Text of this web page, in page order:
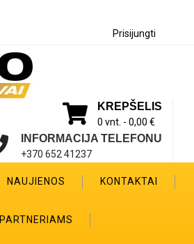
Prisijungti
KREPŠELIS
0 vnt. - 0,00 €
INFORMACIJA TELEFONU
+370 652 41237
NAUJIENOS KONTAKTAI
PARTNERIAMS